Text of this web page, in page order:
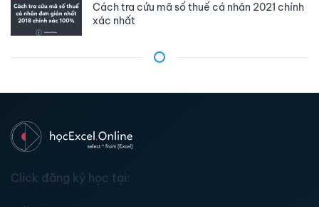
Cách tra cứu mã số thuế cá nhân 2021 chính
xác nhất
Click đăng ký học tại: